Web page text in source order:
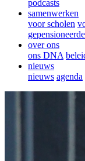
podcasts
samenwerken
voor scholen
over ons
ons DNA
nieuws
nieuws agenda